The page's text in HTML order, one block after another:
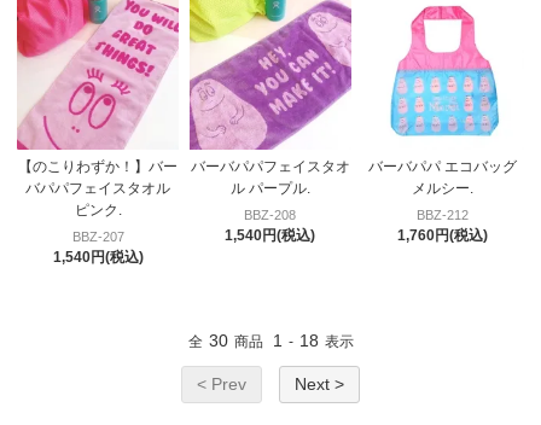
【のこりわずか！】バー
バパパフェイスタオル
ピンク.
BBZ-207
1,540円(税込)
バーバパパフェイスタオ
ル パープル.
BBZ-208
1,540円(税込)
バーバパパ エコバッグ
メルシー.
BBZ-212
1,760円(税込)
全 30 商品 1 - 18 表示
< Prev Next >